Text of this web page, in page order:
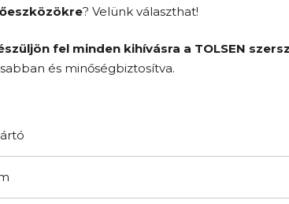
? Velünk választhat!
fel minden kihívásra a TOLSEN
és minőségbiztosítva.